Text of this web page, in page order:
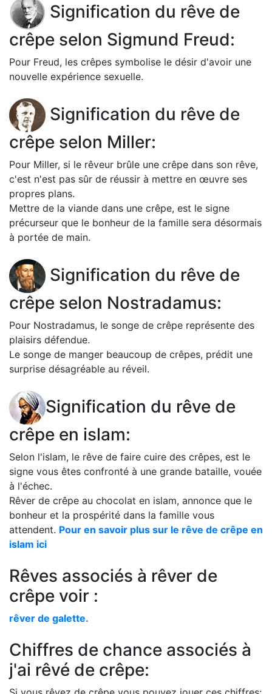
Signification du rêve de
crêpe selon Sigmund Freud:
Pour Freud, les crêpes symbolise le désir d'avoir une
nouvelle expérience sexuelle.
Signification du rêve de
crêpe selon Miller:
Pour Miller, si le rêveur brûle une crêpe dans son rêve,
c'est n'est pas sûr de réussir à mettre en œuvre ses
propres plans.
Mettre de la viande dans une crêpe, est le signe
précurseur que le bonheur de la famille sera désormais
à portée de main.
Signification du rêve de
crêpe selon Nostradamus:
Pour Nostradamus, le songe de crêpe représente des
plaisirs défendue.
Le songe de manger beaucoup de crêpes, prédit une
surprise désagréable au réveil.
Signification du rêve de
crêpe en islam:
Selon l'islam, le rêve de faire cuire des crêpes, est le
signe vous êtes confronté à une grande bataille, vouée
à l'échec.
Rêver de crêpe au chocolat en islam, annonce que le
bonheur et la prospérité dans la famille vous
attendent. Pour en savoir plus sur le rêve de crêpe en
islam ici
Rêves associés à rêver de
crêpe voir :
rêver de galette.
Chiffres de chance associés à
j'ai rêvé de crêpe: